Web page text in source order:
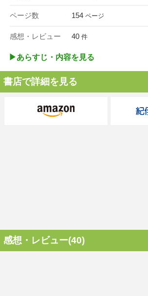
ページ数 154 ページ
感想・レビュー 40 件
▶︎あらすじ・内容を見る
書店で詳細を見る
感想・レビュー(40)